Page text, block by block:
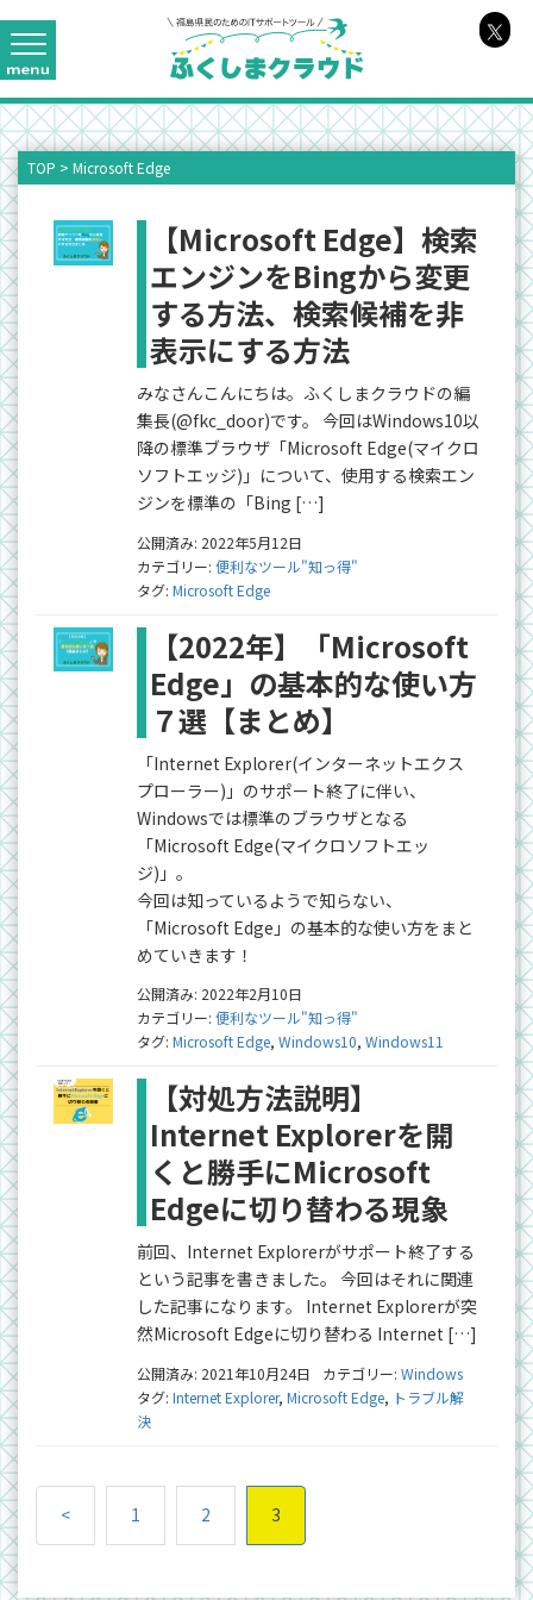
TOP > Microsoft Edge
【Microsoft Edge】検索
エンジンをBingから変更
する方法、検索候補を非
表示にする方法
みなさんこんにちは。ふくしまクラウドの編
集長(@fkc_door)です。 今回はWindows10以
降の標準ブラウザ「Microsoft Edge(マイクロ
ソフトエッジ)」について、使用する検索エン
ジンを標準の「Bing […]
公開済み: 2022年5月12日
カテゴリー: 便利なツール"知っ得"
タグ: Microsoft Edge
【2022年】「Microsoft
Edge」の基本的な使い方
７選【まとめ】
「Internet Explorer(インターネットエクス
プローラー)」のサポート終了に伴い、
Windowsでは標準のブラウザとなる
「Microsoft Edge(マイクロソフトエッ
ジ)」。
今回は知っているようで知らない、
「Microsoft Edge」の基本的な使い方をまと
めていきます！
公開済み: 2022年2月10日
カテゴリー: 便利なツール"知っ得"
タグ: Microsoft Edge, Windows10, Windows11
【対処方法説明】
Internet Explorerを開
くと勝手にMicrosoft
Edgeに切り替わる現象
前回、Internet Explorerがサポート終了する
という記事を書きました。 今回はそれに関連
した記事になります。 Internet Explorerが突
然Microsoft Edgeに切り替わる Internet […]
公開済み: 2021年10月24日 カテゴリー: Windows
タグ: Internet Explorer, Microsoft Edge, トラブル解
決
< 1 2 3